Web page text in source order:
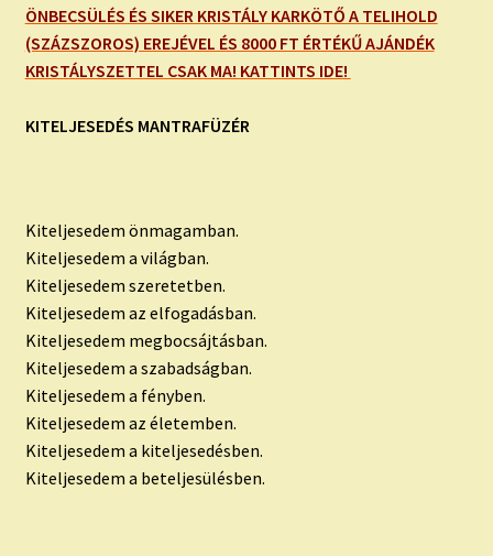
ÖNBECSÜLÉS ÉS SIKER KRISTÁLY KARKÖTŐ A TELIHOLD
(SZÁZSZOROS) EREJÉVEL ÉS 8000 FT ÉRTÉKŰ AJÁNDÉK
KRISTÁLYSZETTEL CSAK MA! KATTINTS IDE!
KITELJESEDÉS MANTRAFÜZÉR
Kiteljesedem önmagamban.
Kiteljesedem a világban.
Kiteljesedem szeretetben.
Kiteljesedem az elfogadásban.
Kiteljesedem megbocsájtásban.
Kiteljesedem a szabadságban.
Kiteljesedem a fényben.
Kiteljesedem az életemben.
Kiteljesedem a kiteljesedésben.
Kiteljesedem a beteljesülésben.